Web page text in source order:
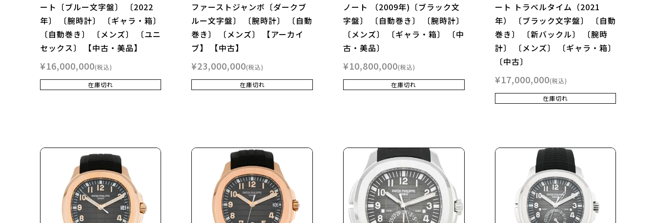
ート〔ブルー文字盤〕 〔2022
年〕 〔腕時計〕 〔ギャラ・箱〕
〔自動巻き〕 〔メンズ〕 〔ユニ
セックス〕 【中古・美品】
¥16,000,000 税込
在庫切れ
ファーストジャンボ〔ダークブ
ルー文字盤〕 〔腕時計〕 〔自動
巻き〕 〔メンズ〕 【アーカイ
ブ】 【中古】
¥23,000,000 税込
在庫切れ
ノート （2009年)〔ブラック文
字盤〕 〔自動巻き〕 〔腕時計〕
〔メンズ〕 〔ギャラ・箱〕 〔中
古・美品〕
¥10,800,000 税込
在庫切れ
ート トラベルタイム（2021
年） 〔ブラック文字盤〕 〔自動
巻き〕 〔新バックル〕 〔腕時
計〕 〔メンズ〕 〔ギャラ・箱〕
〔中古〕
¥17,000,000 税込
在庫切れ